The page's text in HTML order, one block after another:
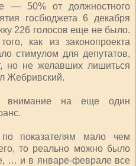
— 50% от должностного
госбюджета 6 декабря
226 голосов еще не было.
как из законопроекта
стимулом для депутатов,
но не желавших лишиться
Жебривский.
внимание на еще один
показателям мало чем
то реально можно было
… и в январе-феврале все